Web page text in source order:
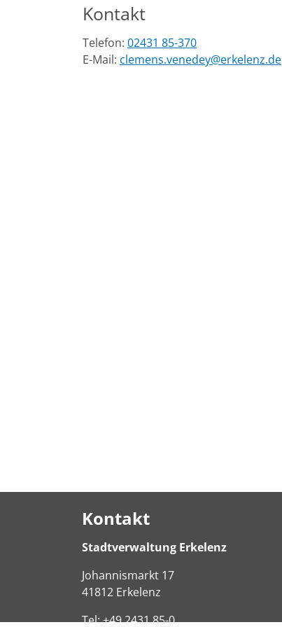
Kontakt
Telefon: 02431 85-370
E-Mail: clemens.venedey@erkelenz.de
Kontakt
Stadtverwaltung Erkelenz
Johannismarkt 17
41812 Erkelenz
Tel:+49 2431 85-0